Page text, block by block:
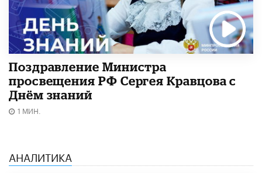
Поздравление Министра
просвещения РФ Сергея Кравцова с
Днём знаний
1 МИН.
АНАЛИТИКА